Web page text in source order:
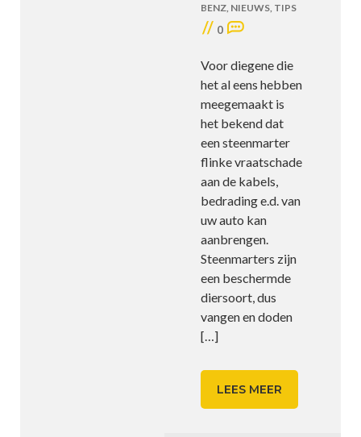
BENZ, NIEUWS, TIPS
// 0
Voor diegene die
het al eens hebben
meegemaakt is
het bekend dat
een steenmarter
flinke vraatschade
aan de kabels,
bedrading e.d. van
uw auto kan
aanbrengen.
Steenmarters zijn
een beschermde
diersoort, dus
vangen en doden
[…]
LEES MEER